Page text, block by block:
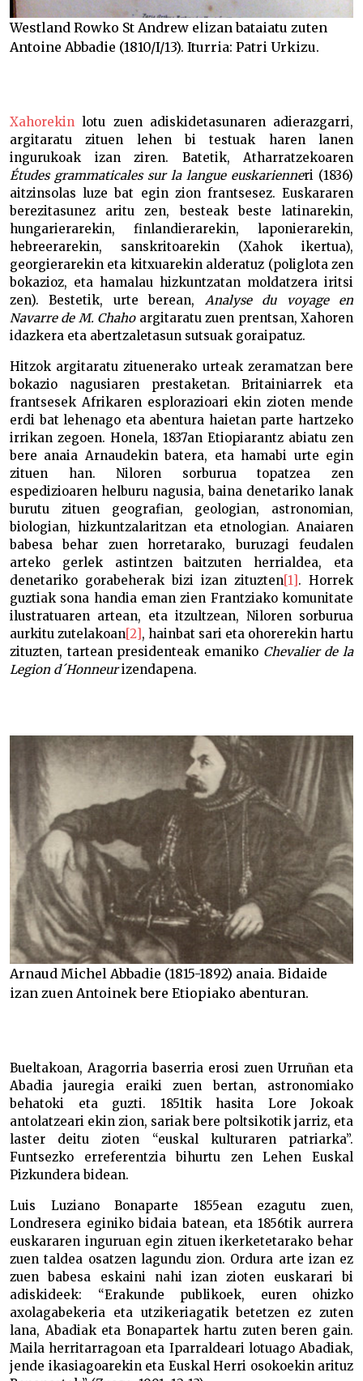
Westland Rowko St Andrew elizan bataiatu zuten
Antoine Abbadie (1810/I/13). Iturria: Patri Urkizu.
Xahorekin lotu zuen adiskidetasunaren adierazgarri,
argitaratu zituen lehen bi testuak haren lanen
ingurukoak izan ziren. Batetik, Atharratzekoaren
Études grammaticales sur la langue euskarienneri (1836)
aitzinsolas luze bat egin zion frantsesez. Euskararen
berezitasunez aritu zen, besteak beste latinarekin,
hungarierarekin, finlandierarekin, laponierarekin,
hebreerarekin, sanskritoarekin (Xahok ikertua),
georgierarekin eta kitxuarekin alderatuz (poliglota zen
bokazioz, eta hamalau hizkuntzatan moldatzera iritsi
zen). Bestetik, urte berean, Analyse du voyage en
Navarre de M. Chahoargitaratu zuen prentsan, Xahoren
idazkera eta abertzaletasun sutsuak goraipatuz.
Hitzok argitaratu zituenerako urteak zeramatzan bere
bokazio nagusiaren prestaketan. Britainiarrek eta
frantsesek Afrikaren esplorazioari ekin zioten mende
erdi bat lehenago eta abentura haietan parte hartzeko
irrikan zegoen. Honela, 1837an Etiopiarantz abiatu zen
bere anaia Arnaudekin batera, eta hamabi urte egin
zituen han. Niloren sorburua topatzea zen
espedizioaren helburu nagusia, baina denetariko lanak
burutu zituen geografian, geologian, astronomian,
biologian, hizkuntzalaritzan eta etnologian. Anaiaren
babesa behar zuen horretarako, buruzagi feudalen
arteko gerlek astintzen baitzuten herrialdea, eta
denetariko gorabeherak bizi izan zituzten[1]. Horrek
guztiak sona handia eman zien Frantziako komunitate
ilustratuaren artean, eta itzultzean, Niloren sorburua
aurkitu zutelakoan[2], hainbat sari eta ohorerekin hartu
zituzten, tartean presidenteak emaniko Chevalier de la
Legion d´Honneurizendapena.
Arnaud Michel Abbadie (1815-1892) anaia. Bidaide
izan zuen Antoinek bere Etiopiako abenturan.
Bueltakoan, Aragorria baserria erosi zuen Urruñan eta
Abadia jauregia eraiki zuen bertan, astronomiako
behatoki eta guzti. 1851tik hasita Lore Jokoak
antolatzeari ekin zion, sariak bere poltsikotik jarriz, eta
laster deitu zioten “euskal kulturaren patriarka”.
Funtsezko erreferentzia bihurtu zen Lehen Euskal
Pizkundera bidean.
Luis Luziano Bonaparte 1855ean ezagutu zuen,
Londresera eginiko bidaia batean, eta 1856tik aurrera
euskararen inguruan egin zituen ikerketetarako behar
zuen taldea osatzen lagundu zion. Ordura arte izan ez
zuen babesa eskaini nahi izan zioten euskarari bi
adiskideek: “Erakunde publikoek, euren ohizko
axolagabekeria eta utzikeriagatik betetzen ez zuten
lana, Abadiak eta Bonapartek hartu zuten beren gain.
Maila herritarragoan eta Iparraldeari lotuago Abadiak,
jende ikasiagoarekin eta Euskal Herri osokoekin arituz